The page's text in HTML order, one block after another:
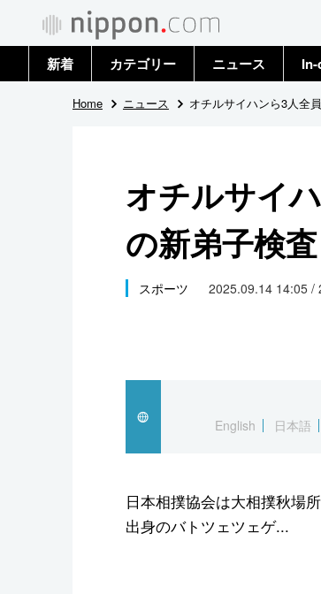
新着 カテゴリー
政治・外交
国際
社会
文化
スポーツ・東京2020
ニュース
トップ
Home ニュース オチルサイハンら3人全
オチルサイ
の新弟子検査
スポーツ 2025.09.14 14:05 /
English
日本語
日本相撲協会は大相撲秋場
出身のバトツェツェゲ...